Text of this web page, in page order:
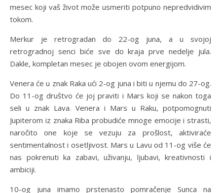
mesec koji vaš život može usmeriti potpuno nepredvidivim
tokom.
Merkur je retrogradan do 22-og juna, a u svojoj
retrogradnoj senci biće sve do kraja prve nedelje jula.
Dakle, kompletan mesec je obojen ovom energijom.
Venera će u znak Raka ući 2-og juna i biti u njemu do 27-og.
Do 11-og društvo će joj praviti i Mars koji se nakon toga
seli u znak Lava. Venera i Mars u Raku, potpomognuti
Jupiterom iz znaka Riba probudiće mnoge emocije i strasti,
naročito one koje se vezuju za prošlost, aktiviraće
sentimentalnost i osetljivost. Mars u Lavu od 11-og više će
nas pokrenuti ka zabavi, uživanju, ljubavi, kreativnosti i
ambiciji.
10-og juna imamo prstenasto pomračenje Sunca na